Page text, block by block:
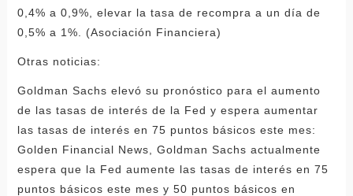
0,4% a 0,9%, elevar la tasa de recompra a un día de
0,5% a 1%. (Asociación Financiera)
Otras noticias:
Goldman Sachs elevó su pronóstico para el aumento
de las tasas de interés de la Fed y espera aumentar
las tasas de interés en 75 puntos básicos este mes:
Golden Financial News, Goldman Sachs actualmente
espera que la Fed aumente las tasas de interés en 75
puntos básicos este mes y 50 puntos básicos en